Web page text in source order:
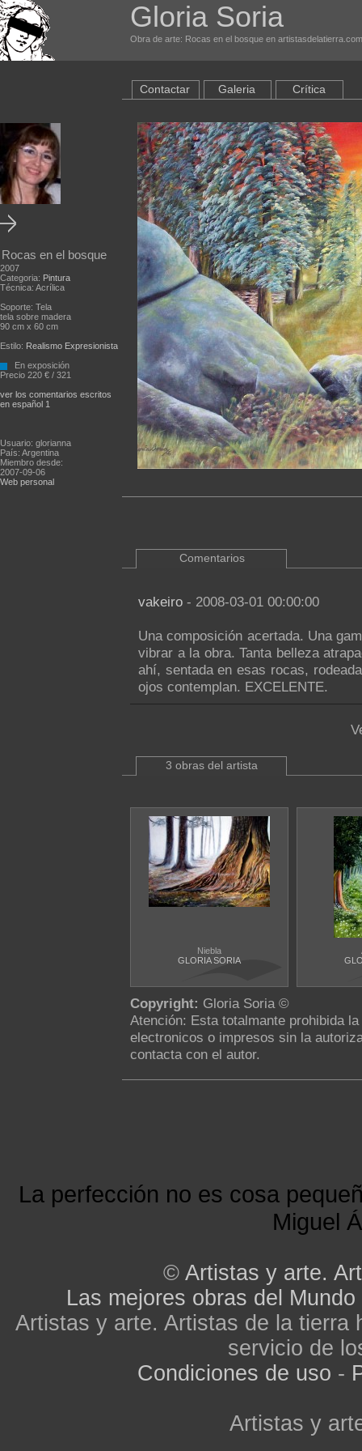
Gloria Soria
Obra de arte: Rocas en el bosque en artistasdelatierra.com
Rocas en el bosque
2007
Categoria: Pintura
Técnica: Acrílica
Soporte: Tela
tela sobre madera
90 cm x 60 cm
Estilo: Realismo Expresionista
En exposición
Precio 220 € / 321
ver los comentarios escritos
en español 1
Usuario: glorianna
País: Argentina
Miembro desde:
2007-09-06
Web personal
Contactar Galeria Crítica
Comentarios
vakeiro - 2008-03-01 00:00:00
Una composición acertada. Una
vibrar a la obra. Tanta belleza
ahí, sentada en esas rocas,
ojos contemplan. EXCELENTE.
3 obras del artista
Niebla
GLORIA SORIA
Copyright: Gloria Soria ©
Atención: Esta totalmante prohibida
electronicos o impresos sin la
contacta con el autor.
La perfección no es cosa
Miguel
© Artistas y arte.
Las mejores obras del Mundo
Artistas y arte. Artistas de la tierra
servicio de
Condiciones de uso -
Artistas y